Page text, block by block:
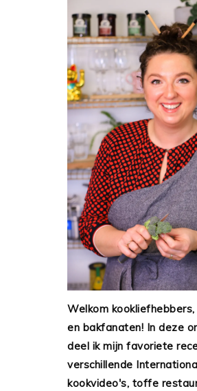
Welkom kookliefhebbers,
en bakfanaten! In deze
deel ik mijn favoriete
verschillende
kookvideo's, toffe